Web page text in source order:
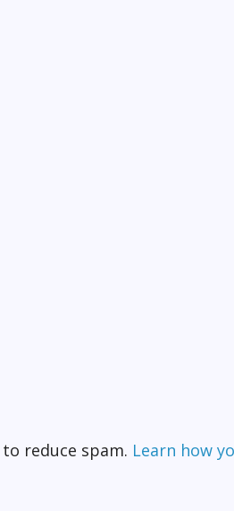
reduce spam. Learn how